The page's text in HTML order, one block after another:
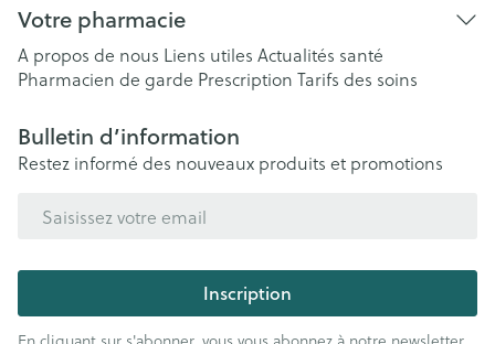
Votre pharmacie
A propos de nous Liens utiles Actualités santé
Pharmacien de garde Prescription Tarifs des soins
Bulletin d’information
Restez informé des nouveaux produits et promotions
Inscription